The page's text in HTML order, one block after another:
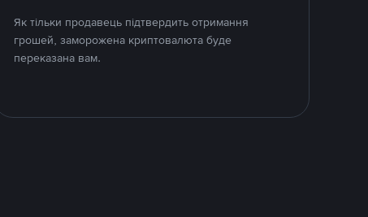
Як тільки продавець підтвердить отримання
грошей, заморожена криптовалюта буде
переказана вам.